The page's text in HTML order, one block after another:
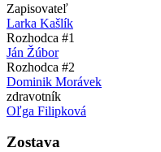
Zapisovateľ
Larka Kašlík
Rozhodca #1
Ján Žúbor
Rozhodca #2
Dominik Morávek
zdravotník
Oľga Filipková
Zostava